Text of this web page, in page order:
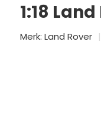
1:18
Merk: Land Rover